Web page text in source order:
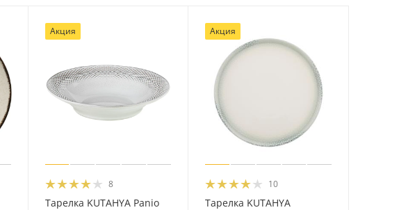
Акция
8
Тарелка KUTAHYA Panio
Акция
10
Тарелка KUTAHYA